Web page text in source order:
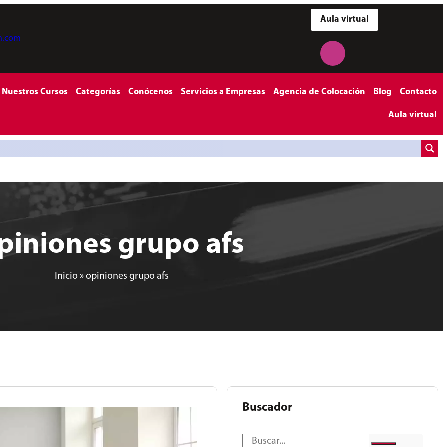
Aula virtual
Nuestros Cursos Categorías Conócenos Servicios a Empresas Agencia de Colocación Blog Contacto
Aula virtual
grupo afs
Inicio » opiniones grupo afs
Buscador